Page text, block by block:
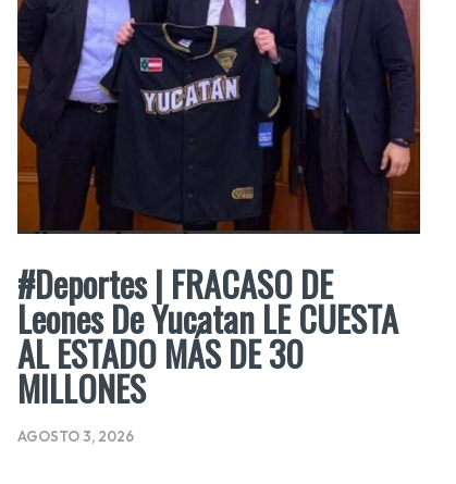
#Deportes | FRACASO DE
Leones De Yucatan LE CUESTA
AL ESTADO MÁS DE 30
MILLONES
AGOSTO 3, 2026